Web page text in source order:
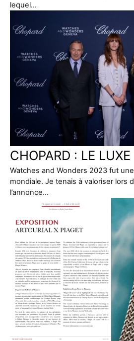
lequel…
CHOPARD : LE
Watches and Wonders 2023 fut
mondiale. Je tenais à valoriser lors
l’annonce…